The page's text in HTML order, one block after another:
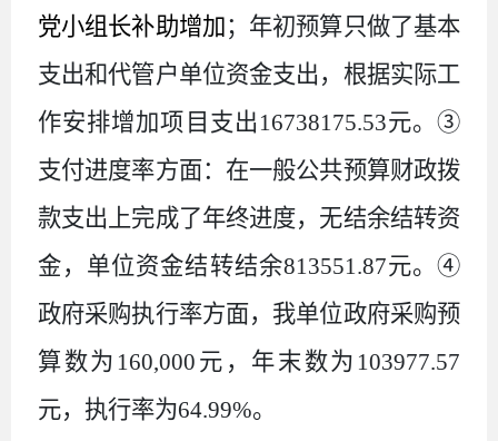
党小组长补助增加；年初预算只做了基本
支出和代管户单位资金支出，根据实际工
作安排增加项目支出 16738175.53元。③
支付进度率方面：在一般公共预算财政拨
款支出上完成了年终进度，无结余结转资
金，单位资金结转结余813551 .87元。④
政府采购执行率方面，我单位政府采购预
算数为 160,000 元，年末数为 103977.57
元，执行率为64.99%。